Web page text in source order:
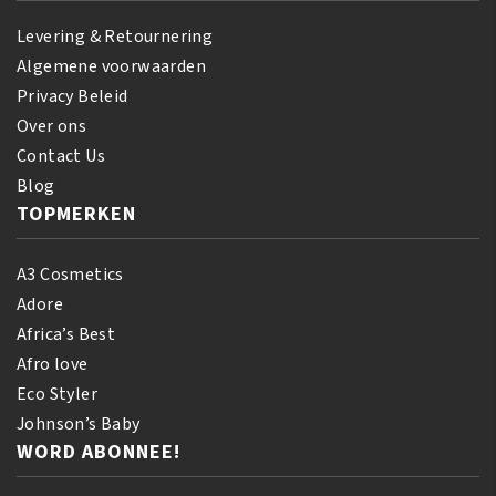
Levering & Retournering
Algemene voorwaarden
Privacy Beleid
Over ons
Contact Us
Blog
TOPMERKEN
A3 Cosmetics
Adore
Africa’s Best
Afro love
Eco Styler
Johnson’s Baby
WORD ABONNEE!